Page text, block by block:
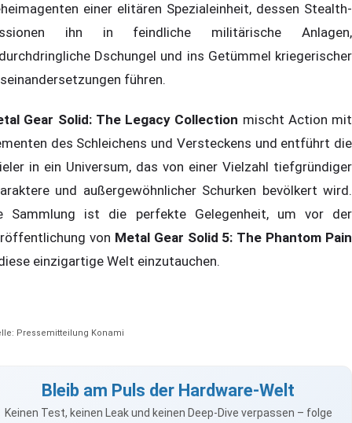
einer elitären Spezialeinheit, dessen Stealth-
ihn in feindliche militärische Anlagen,
Dschungel und ins Getümmel kriegerischer
führen.
Gear Solid: The Legacy Collection mischt Action mit
des Schleichens und Versteckens und entführt die
in ein Universum, das von einer Vielzahl tiefgründiger
und außergewöhnlicher Schurken bevölkert wird.
Sammlung ist die perfekte Gelegenheit, um vor der
von Metal Gear Solid 5: The Phantom Pain
einzigartige Welt einzutauchen.
Pressemitteilung Konami
Bleib am Puls der Hardware-Welt
Keinen Test, keinen Leak und keinen Deep-Dive verpassen – folge